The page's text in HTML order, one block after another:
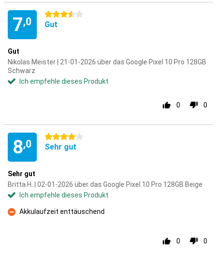
7,0
3.5 Sterne
Gut
Gut
Nikolas Meister | 21-01-2026 über das Google Pixel 10 Pro 128GB
Schwarz
Ich empfehle dieses Produkt
0 0
8,0
4 Sterne
Sehr gut
Sehr gut
Britta H. | 02-01-2026 über das Google Pixel 10 Pro 128GB Beige
Ich empfehle dieses Produkt
Kontra
Akkulaufzeit enttäuschend
0 0